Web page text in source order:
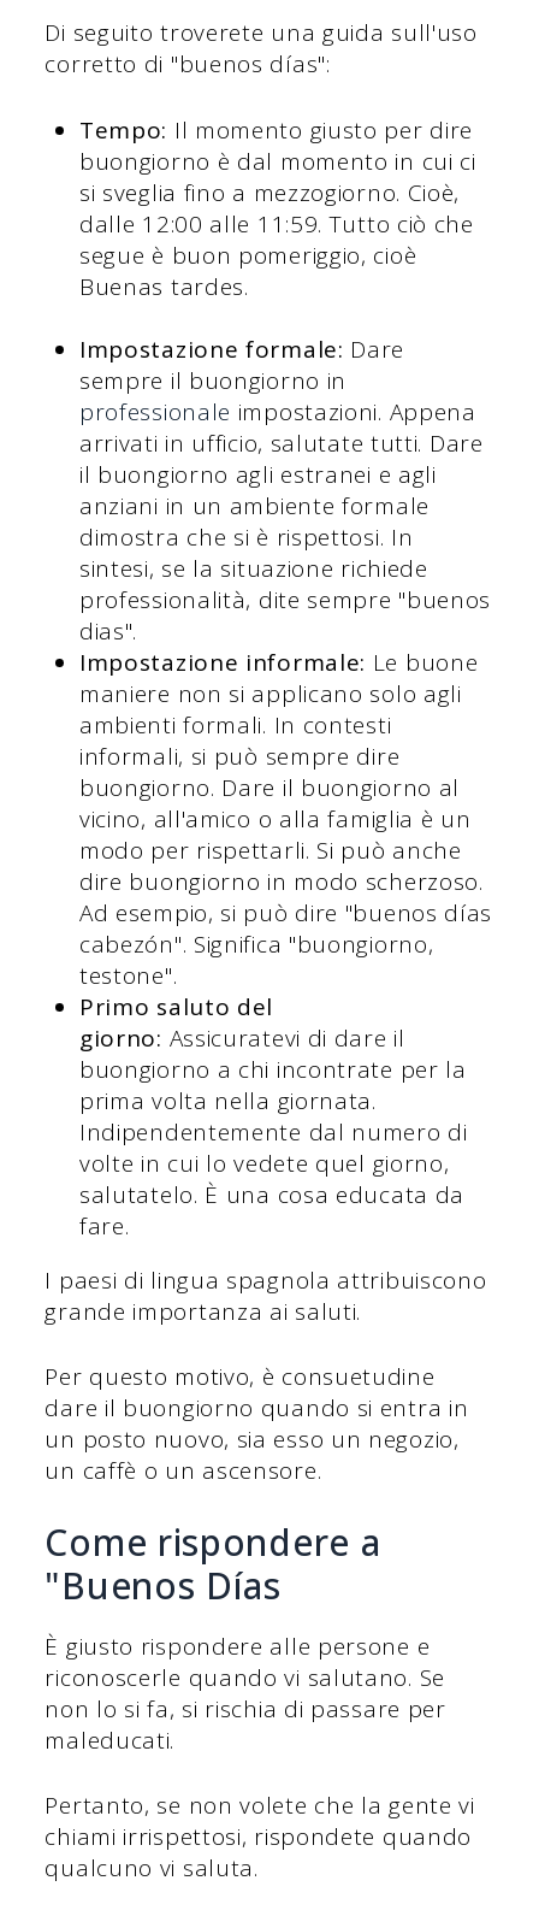
Di seguito troverete una guida sull'uso
corretto di "buenos días":
Tempo: Il momento giusto per dire
buongiorno è dal momento in cui ci
si sveglia fino a mezzogiorno. Cioè,
dalle 12:00 alle 11:59. Tutto ciò che
segue è buon pomeriggio, cioè
Buenas tardes.
Impostazione formale: Dare
sempre il buongiorno in
professionale impostazioni. Appena
arrivati in ufficio, salutate tutti. Dare
il buongiorno agli estranei e agli
anziani in un ambiente formale
dimostra che si è rispettosi. In
sintesi, se la situazione richiede
professionalità, dite sempre "buenos
dias".
Impostazione informale: Le buone
maniere non si applicano solo agli
ambienti formali. In contesti
informali, si può sempre dire
buongiorno. Dare il buongiorno al
vicino, all'amico o alla famiglia è un
modo per rispettarli. Si può anche
dire buongiorno in modo scherzoso.
Ad esempio, si può dire "buenos días
cabezón". Significa "buongiorno,
testone".
Primo saluto del
giorno: Assicuratevi di dare il
buongiorno a chi incontrate per la
prima volta nella giornata.
Indipendentemente dal numero di
volte in cui lo vedete quel giorno,
salutatelo. È una cosa educata da
fare.
I paesi di lingua spagnola attribuiscono
grande importanza ai saluti.
Per questo motivo, è consuetudine
dare il buongiorno quando si entra in
un posto nuovo, sia esso un negozio,
un caffè o un ascensore.
Come rispondere a
"Buenos Días
È giusto rispondere alle persone e
riconoscerle quando vi salutano. Se
non lo si fa, si rischia di passare per
maleducati.
Pertanto, se non volete che la gente vi
chiami irrispettosi, rispondete quando
qualcuno vi saluta.